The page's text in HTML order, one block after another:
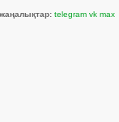
жаңалықтар: telegram vk max